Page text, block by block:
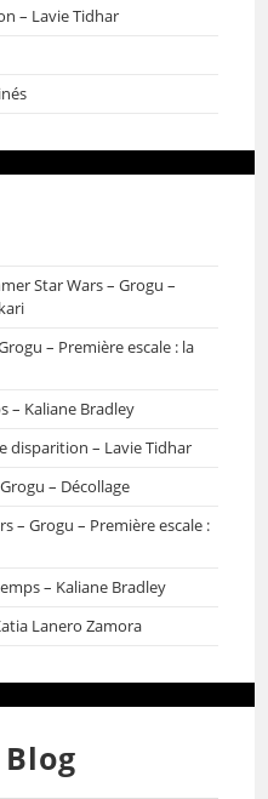
– Lavie Tidhar
Star Wars – Grogu –
– Première escale : la
– Kaliane Bradley
disparition – Lavie Tidhar
– Décollage
– Grogu – Première escale :
– Kaliane Bradley
Lanero Zamora